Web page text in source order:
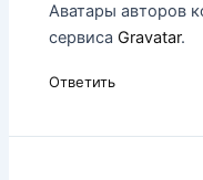
Аватары авторов
сервиса Gravatar.
Ответить